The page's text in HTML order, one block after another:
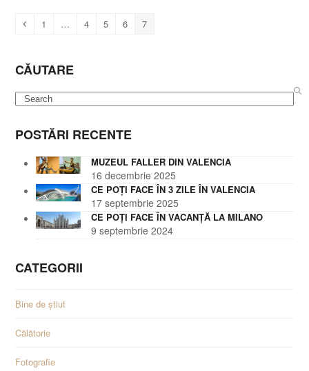
Previous
Page
1 … Page
4 Page
5 Page
6 Page
7
CĂUTARE
Search
POSTĂRI RECENTE
MUZEUL FALLER DIN VALENCIA
16 decembrie 2025
CE POȚI FACE ÎN 3 ZILE ÎN VALENCIA
17 septembrie 2025
CE POȚI FACE ÎN VACANȚĂ LA MILANO
9 septembrie 2024
CATEGORII
Bine de știut
Călătorie
Fotografie